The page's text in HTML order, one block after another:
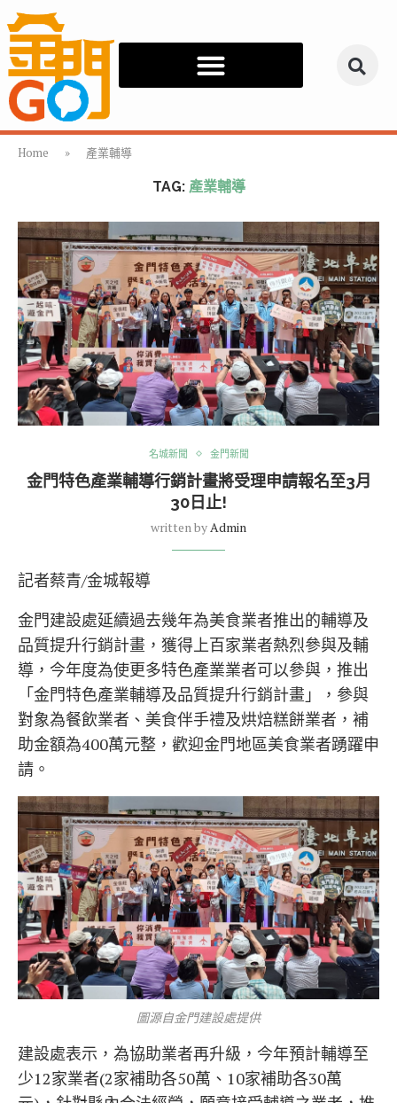
Home » 產業輔導
TAG: 產業輔導
名城新聞 金門新聞
金門特色產業輔導行銷計畫將受理申請報名至3月
30日止!
written by Admin
記者蔡青/金城報導
金門建設處延續過去幾年為美食業者推出的輔導及
品質提升行銷計畫，獲得上百家業者熱烈參與及輔
導，今年度為使更多特色產業業者可以參與，推出
「金門特色產業輔導及品質提升行銷計畫」，參與
對象為餐飲業者、美食伴手禮及烘焙糕餅業者，補
助金額為400萬元整，歡迎金門地區美食業者踴躍申
請。
圖源自金門建設處提供
建設處表示，為協助業者再升級，今年預計輔導至
少12家業者(2家補助各50萬、10家補助各30萬